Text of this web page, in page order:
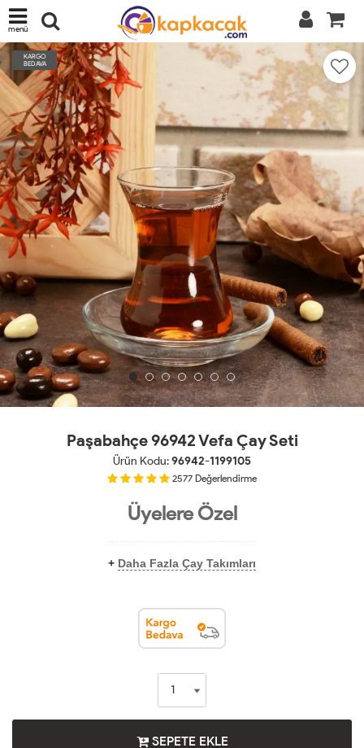
menü
KARGO
BEDAVA
Paşabahçe 96942 Vefa Çay Seti
Ürün Kodu:96942-1199105
2577 Değerlendirme
Üyelere Özel
+ Daha Fazla Çay Takımları
SEPETE EKLE